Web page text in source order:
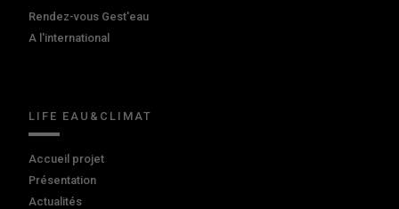
Rendez-vous Gest'eau
A l'international
LIFE EAU&CLIMAT
Accueil projet
Présentation
Actualités